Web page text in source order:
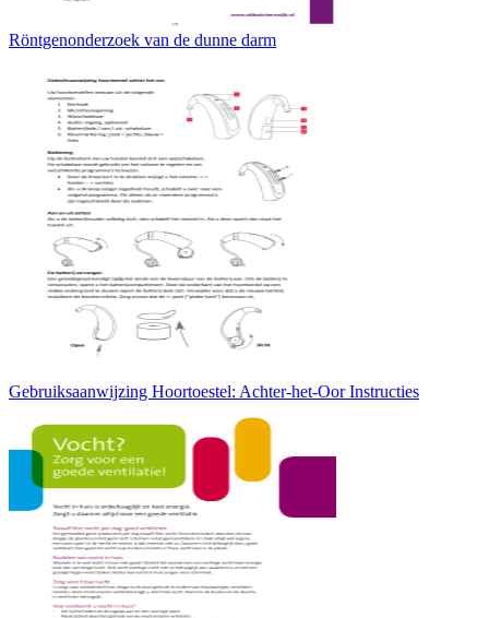
Röntgenonderzoek van de dunne darm
Gebruiksaanwijzing Hoortoestel: Achter-het-Oor Instructies